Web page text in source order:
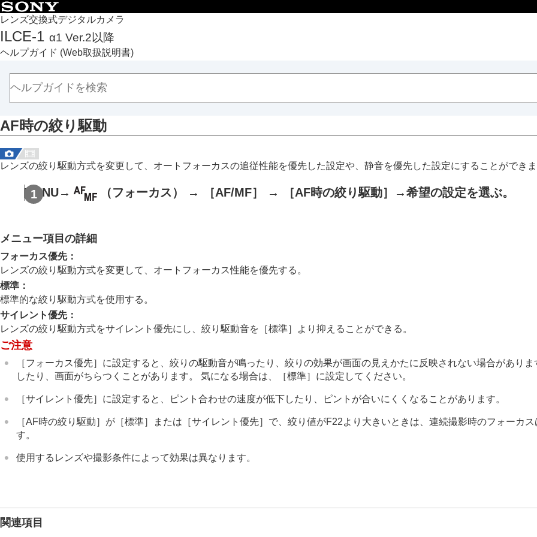
レンズ交換式デジタルカメラ
ILCE-1 α1 Ver.2以降
ヘルプガイド (Web取扱説明書)
トップページ
ヘルプガイドの使いかた
必ずお読みください
本体と付属品を確認する
本機の基本操作
MENU一覧から機能を探す
撮影機能を活用する
この章の目次
顔/瞳AF
フォーカス機能を使う
フォーカススタンダード
フォーカスエリア登録機能
フォーカスエリア限定 （静止画/動画）
AF枠の移動量（静止画/動画）
フォーカスエリア枠色
（静止画/動画）
フォーカスエリア自動消灯
トラッキング中エリア枠表示
AF被写体追従感度
AF時の絞り駆動
レンズの絞り駆動方式を変更して、オートフォーカスの追従性能を優先した設定や、静音を優先した設定にすることができ
MENU→ （フォーカス ） → ［AF/MF］ → ［AF時の絞り駆動］ →希望の設定を選ぶ。
メニュー項目の詳細
フォーカス優先：
レンズの絞り駆動方式を変更して、オートフォーカス性能を優先する。
標準 ：
標準的な絞り駆動方式を使用する。
サイレント優先：
レンズの絞り駆動方式をサイレント優先にし、絞り駆動音を ［標準］ より抑えることができる。
ご注意
［フォーカス優先］ に設定すると、絞りの駆動音が鳴ったり、絞りの効果が画面の見えかたに反映されない場合があり
したり、画面がちらつくことがあります。 気になる場合は、
［標準］ に設定してください。
［サイレント優先］ に設定すると、ピント合わせの速度が低下したり、ピントが合いにくくなることがあります。
［AF時の絞り駆動］ が ［標準］ または ［サイレント優先］ で、絞り値がF22より大きいときは、連続撮影時のフォーカ
す。
使用するレンズや撮影条件によって効果は異なります。
関連項目